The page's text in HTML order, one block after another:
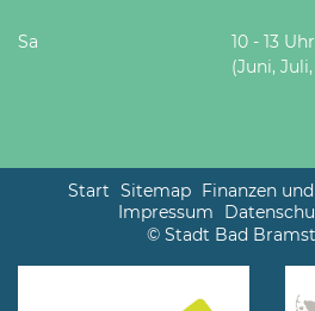
Sa
10 - 13 Uhr
(Juni,
Start Sitemap Finanzen
Impressum
© Stadt Bad